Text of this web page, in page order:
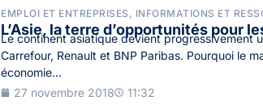
EMPLOI ET ENTREPRISES , INFORMATIONS ET
L’Asie, la terre d’opportunités pour
Le continent asiatique devient progressivement
Carrefour, Renault et BNP Paribas. Pourquoi le
économie...
27 novembre 2018
11:32